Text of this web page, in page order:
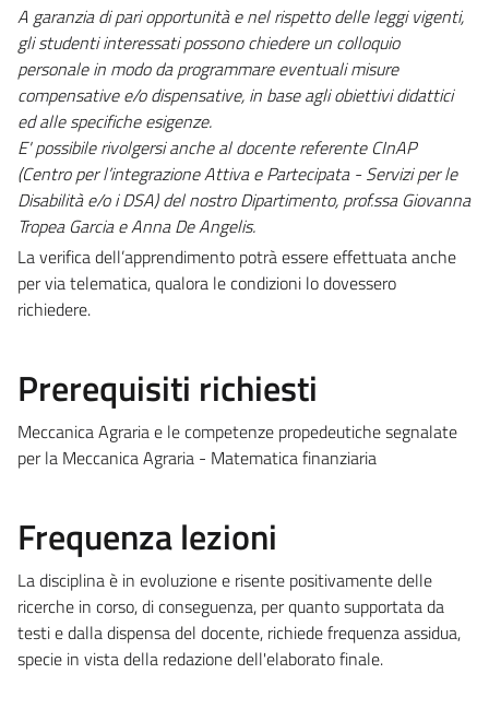
A garanzia di pari opportunità e nel rispetto delle leggi vigenti,
gli studenti interessati possono chiedere un colloquio
personale in modo da programmare eventuali misure
compensative e/o dispensative, in base agli obiettivi didattici
ed alle specifiche esigenze.
E' possibile rivolgersi anche al docente referente CInAP
(Centro per l’integrazione Attiva e Partecipata - Servizi per le
Disabilità e/o i DSA) del nostro Dipartimento, prof.ssa Giovanna
Tropea Garcia e Anna De Angelis.
La verifica dell’apprendimento potrà essere effettuata anche
per via telematica, qualora le condizioni lo dovessero
richiedere.
Prerequisiti richiesti
Meccanica Agraria e le competenze propedeutiche segnalate
per la Meccanica Agraria - Matematica finanziaria
Frequenza lezioni
La disciplina è in evoluzione e risente positivamente delle
ricerche in corso, di conseguenza, per quanto supportata da
testi e dalla dispensa del docente, richiede frequenza assidua,
specie in vista della redazione dell'elaborato finale.